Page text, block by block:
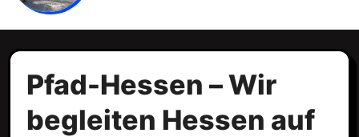
Pfad-Hessen – Wir
begleiten Hessen auf